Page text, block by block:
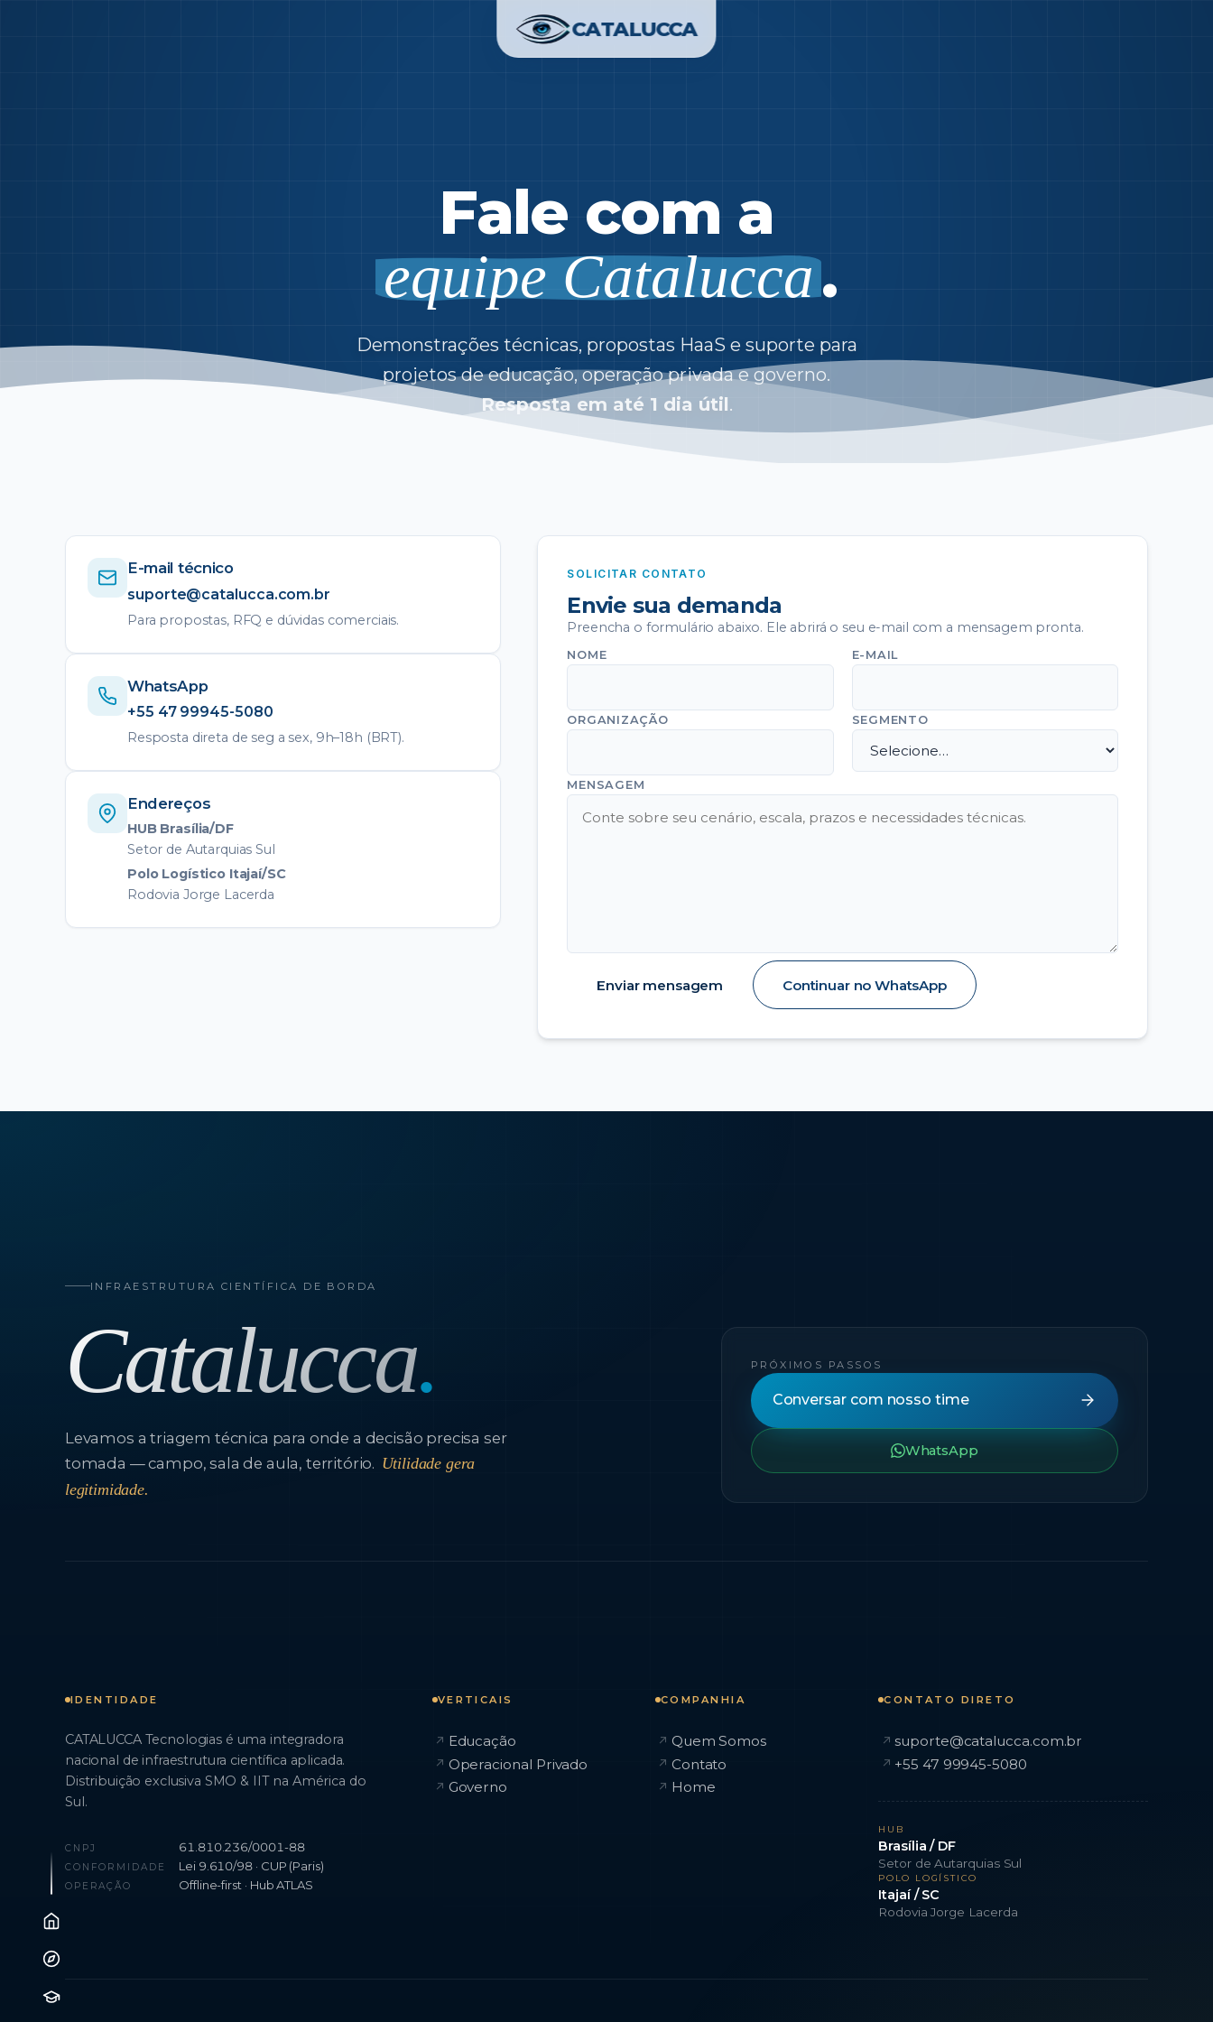
CATALUCCA
Fale com a
equipe Catalucca.
Demonstrações técnicas, propostas HaaS e suporte para
projetos de educação, operação privada e governo.
Resposta em até 1 dia útil.
E-mail técnico
suporte@catalucca.com.br
Para propostas, RFQ e dúvidas comerciais.
WhatsApp
+55 47 99945-5080
Resposta direta de seg a sex, 9h–18h (BRT).
Endereços
HUB Brasília/DF
Setor de Autarquias Sul
Polo Logístico Itajaí/SC
Rodovia Jorge Lacerda
SOLICITAR CONTATO
Envie sua demanda
Preencha o formulário abaixo. Ele abrirá o seu e-mail com a mensagem pronta.
NOME E-MAIL
ORGANIZAÇÃO SEGMENTO
MENSAGEM
Enviar mensagem Continuar no WhatsApp
INFRAESTRUTURA CIENTÍFICA DE BORDA
Catalucca.
Levamos a triagem técnica para onde a decisão precisa ser
tomada — campo, sala de aula, território. Utilidade gera
legitimidade.
PRÓXIMOS PASSOS
Conversar com nosso time
WhatsApp
IDENTIDADE
CATALUCCA Tecnologias é uma integradora
nacional de infraestrutura científica aplicada.
Distribuição exclusiva SMO & IIT na América do
Sul.
CNPJ 61.810.236/0001-88
CONFORMIDADE Lei 9.610/98 · CUP (Paris)
OPERAÇÃO Offline-first · Hub ATLAS
VERTICAIS
↗ Educação
↗ Operacional Privado
↗ Governo
COMPANHIA
↗ Quem Somos
↗ Contato
↗ Home
CONTATO DIRETO
↗ suporte@catalucca.com.br
↗ +55 47 99945-5080
HUB
Brasília / DF
Setor de Autarquias Sul
POLO LOGÍSTICO
Itajaí / SC
Rodovia Jorge Lacerda